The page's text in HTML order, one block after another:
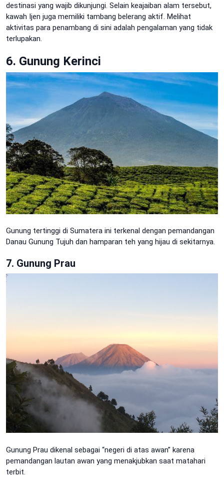
destinasi yang wajib dikunjungi. Selain keajaiban alam tersebut,
kawah Ijen juga memiliki tambang belerang aktif. Melihat
aktivitas para penambang di sini adalah pengalaman yang tidak
terlupakan.
6. Gunung Kerinci
Gunung tertinggi di Sumatera ini terkenal dengan pemandangan
Danau Gunung Tujuh dan hamparan teh yang hijau di sekitarnya.
7. Gunung Prau
Gunung Prau dikenal sebagai “negeri di atas awan” karena
pemandangan lautan awan yang menakjubkan saat matahari
terbit.